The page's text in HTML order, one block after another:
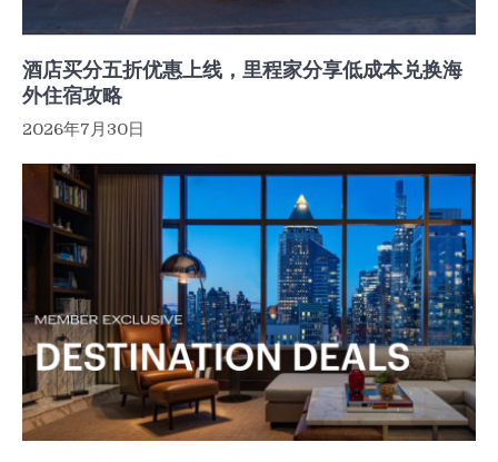
酒店买分五折优惠上线，里程家分享低成本兑换海
外住宿攻略
2026年7月30日